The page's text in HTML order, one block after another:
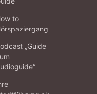
to
„Guide